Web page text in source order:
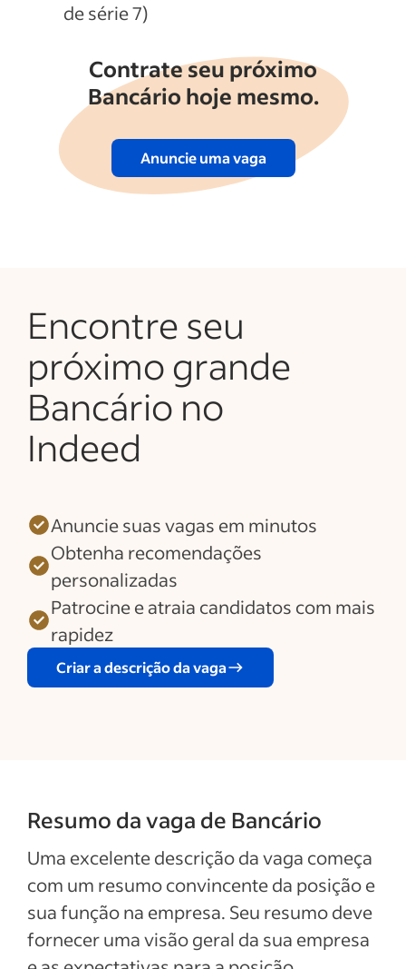
de série 7)
Contrate seu próximo
Bancário hoje mesmo.
Anuncie uma vaga
Encontre seu
próximo grande
Bancário no
Indeed
Anuncie suas vagas em minutos
Obtenha recomendações
personalizadas
Patrocine e atraia candidatos com mais
rapidez
Criar a descrição da vaga
Resumo da vaga de Bancário
Uma excelente descrição da vaga começa
com um resumo convincente da posição e
sua função na empresa. Seu resumo deve
fornecer uma visão geral da sua empresa